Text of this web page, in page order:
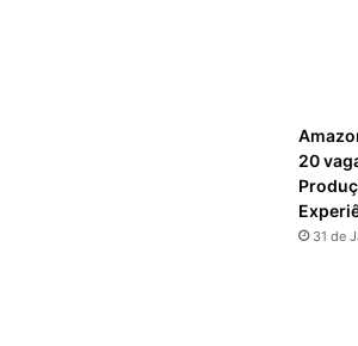
20
31 de